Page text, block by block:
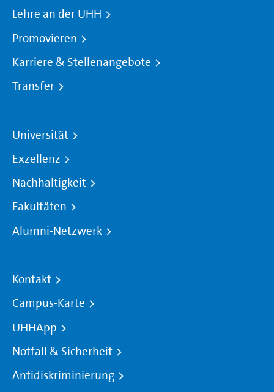
Lehre an der UHH
Promovieren
Karriere & Stellenangebote
Transfer
Universität
Exzellenz
Nachhaltigkeit
Fakultäten
Alumni-Netzwerk
Kontakt
Campus-Karte
UHHApp
Notfall & Sicherheit
Antidiskriminierung